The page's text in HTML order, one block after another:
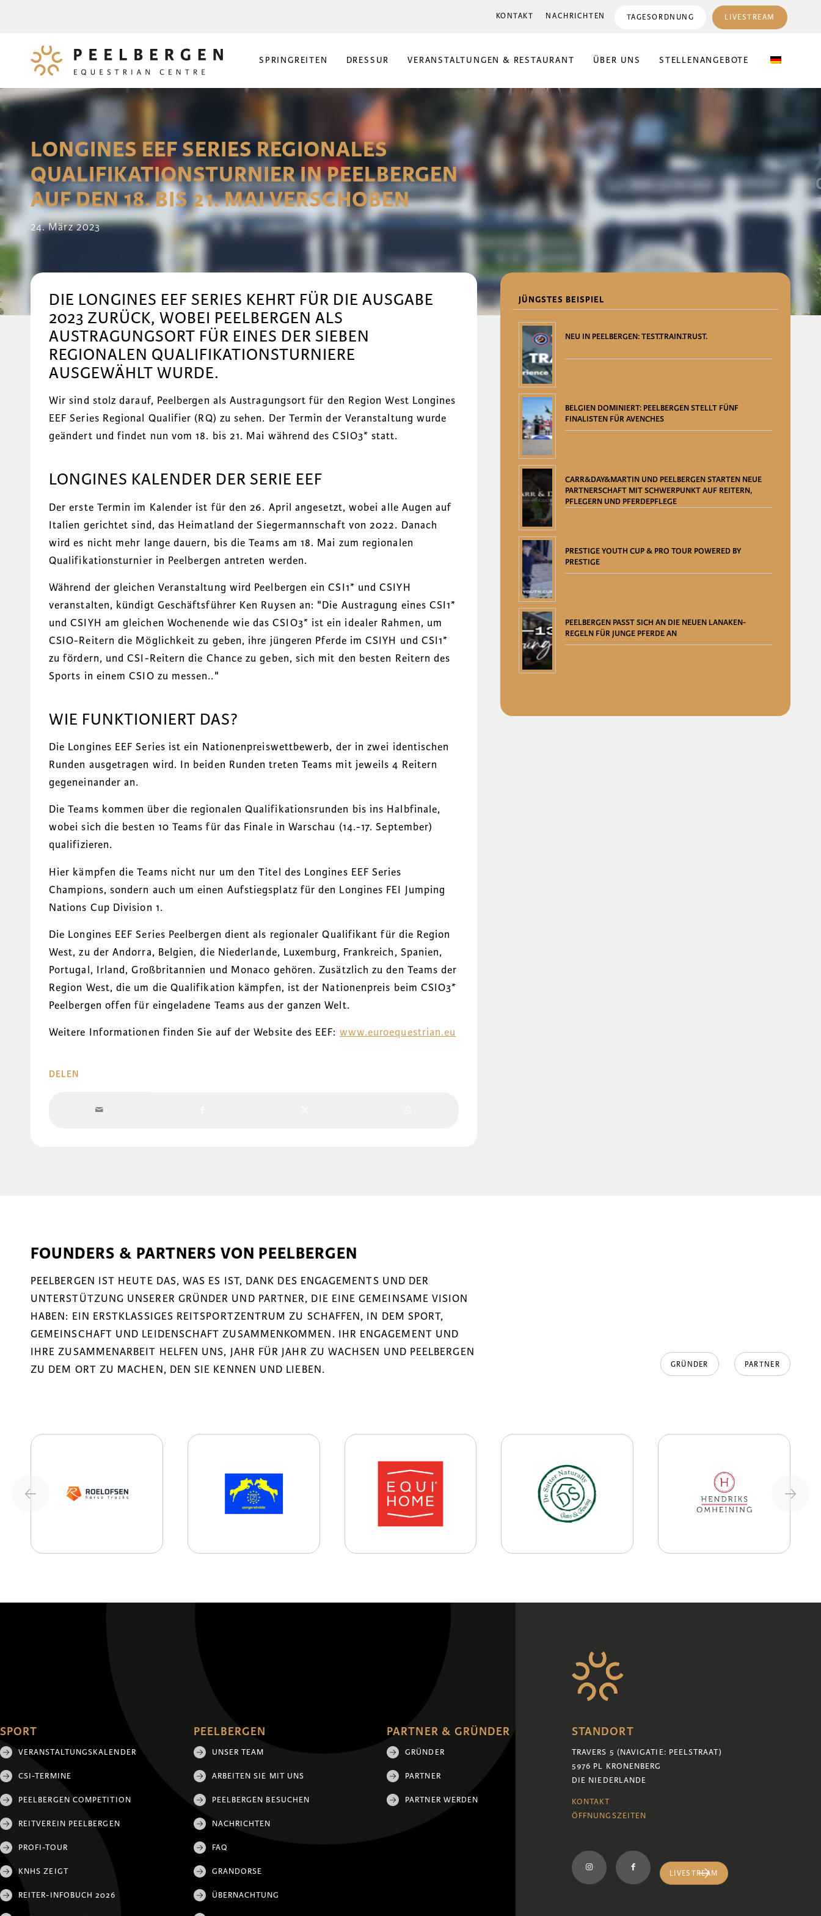
KONTAKT NACHRICHTEN TAGESORDNUNG LIVESTREAM
SPRINGREITEN DRESSUR VERANSTALTUNGEN & RESTAURANT ÜBER UNS STELLENANGEBOTE
LONGINES EEF SERIES REGIONALES
QUALIFIKATIONSTURNIER IN PEELBERGEN
AUF DEN 18. BIS 21. MAI VERSCHOBEN
24. März 2023
DIE LONGINES EEF SERIES KEHRT FÜR DIE AUSGABE
2023 ZURÜCK, WOBEI PEELBERGEN ALS
AUSTRAGUNGSORT FÜR EINES DER SIEBEN
REGIONALEN QUALIFIKATIONSTURNIERE
AUSGEWÄHLT WURDE.
Wir sind stolz darauf, Peelbergen als Austragungsort für den Region West Longines
EEF Series Regional Qualifier (RQ) zu sehen. Der Termin der Veranstaltung wurde
geändert und findet nun vom 18. bis 21. Mai während des CSIO3* statt.
LONGINES KALENDER DER SERIE EEF
Der erste Termin im Kalender ist für den 26. April angesetzt, wobei alle Augen auf
Italien gerichtet sind, das Heimatland der Siegermannschaft von 2022. Danach
wird es nicht mehr lange dauern, bis die Teams am 18. Mai zum regionalen
Qualifikationsturnier in Peelbergen antreten werden.
Während der gleichen Veranstaltung wird Peelbergen ein CSI1* und CSIYH
veranstalten, kündigt Geschäftsführer Ken Ruysen an: "Die Austragung eines CSI1*
und CSIYH am gleichen Wochenende wie das CSIO3* ist ein idealer Rahmen, um
CSIO-Reitern die Möglichkeit zu geben, ihre jüngeren Pferde im CSIYH und CSI1*
zu fördern, und CSI-Reitern die Chance zu geben, sich mit den besten Reitern des
Sports in einem CSIO zu messen.."
WIE FUNKTIONIERT DAS?
Die Longines EEF Series ist ein Nationenpreiswettbewerb, der in zwei identischen
Runden ausgetragen wird. In beiden Runden treten Teams mit jeweils 4 Reitern
gegeneinander an.
Die Teams kommen über die regionalen Qualifikationsrunden bis ins Halbfinale,
wobei sich die besten 10 Teams für das Finale in Warschau (14.-17. September)
qualifizieren.
Hier kämpfen die Teams nicht nur um den Titel des Longines EEF Series
Champions, sondern auch um einen Aufstiegsplatz für den Longines FEI Jumping
Nations Cup Division 1.
Die Longines EEF Series Peelbergen dient als regionaler Qualifikant für die Region
West, zu der Andorra, Belgien, die Niederlande, Luxemburg, Frankreich, Spanien,
Portugal, Irland, Großbritannien und Monaco gehören.Zusätzlich zu den Teams der
Region West, die um die Qualifikation kämpfen, ist der Nationenpreis beim CSIO3*
Peelbergen offen für eingeladene Teams aus der ganzen Welt.
Weitere Informationen finden Sie auf der Website des EEF: www.euroequestrian.eu
DELEN
JÜNGSTES BEISPIEL
NEU IN PEELBERGEN: TEST.TRAIN.TRUST.
BELGIEN DOMINIERT: PEELBERGEN STELLT FÜNF
FINALISTEN FÜR AVENCHES
CARR&DAY&MARTIN UND PEELBERGEN STARTEN NEUE
PARTNERSCHAFT MIT SCHWERPUNKT AUF REITERN,
PFLEGERN UND PFERDEPFLEGE
PRESTIGE YOUTH CUP & PRO TOUR POWERED BY
PRESTIGE
PEELBERGEN PASST SICH AN DIE NEUEN LANAKEN-
REGELN FÜR JUNGE PFERDE AN
FOUNDERS & PARTNERS VON PEELBERGEN
PEELBERGEN IST HEUTE DAS, WAS ES IST, DANK DES ENGAGEMENTS UND DER
UNTERSTÜTZUNG UNSERER GRÜNDER UND PARTNER, DIE EINE GEMEINSAME VISION
HABEN: EIN ERSTKLASSIGES REITSPORTZENTRUM ZU SCHAFFEN, IN DEM SPORT,
GEMEINSCHAFT UND LEIDENSCHAFT ZUSAMMENKOMMEN. IHR ENGAGEMENT UND
IHRE ZUSAMMENARBEIT HELFEN UNS, JAHR FÜR JAHR ZU WACHSEN UND PEELBERGEN
ZU DEM ORT ZU MACHEN, DEN SIE KENNEN UND LIEBEN.
GRÜNDER PARTNER
SPORT
VERANSTALTUNGSKALENDER
CSI-TERMINE
PEELBERGEN COMPETITION
REITVEREIN PEELBERGEN
PROFI-TOUR
KNHS ZEIGT
REITER-INFOBUCH 2026
PEELBERGEN
UNSER TEAM
ARBEITEN SIE MIT UNS
PEELBERGEN BESUCHEN
NACHRICHTEN
FAQ
GRANDORSE
ÜBERNACHTUNG
PARTNER & GRÜNDER
GRÜNDER
PARTNER
PARTNER WERDEN
STANDORT
TRAVERS 5 (NAVIGATIE: PEELSTRAAT)
5976 PL KRONENBERG
DIE NIEDERLANDE
KONTAKT
ÖFFNUNGSZEITEN
LIVESTREAM